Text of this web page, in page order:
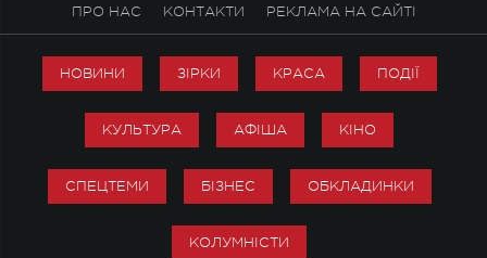
ПРО НАС КОНТАКТИ РЕКЛАМА НА САЙТІ
НОВИНИ ЗІРКИ КРАСА ПОДІЇ
КУЛЬТУРА АФІША КІНО
СПЕЦТЕМИ БІЗНЕС ОБКЛАДИНКИ
КОЛУМНІСТИ